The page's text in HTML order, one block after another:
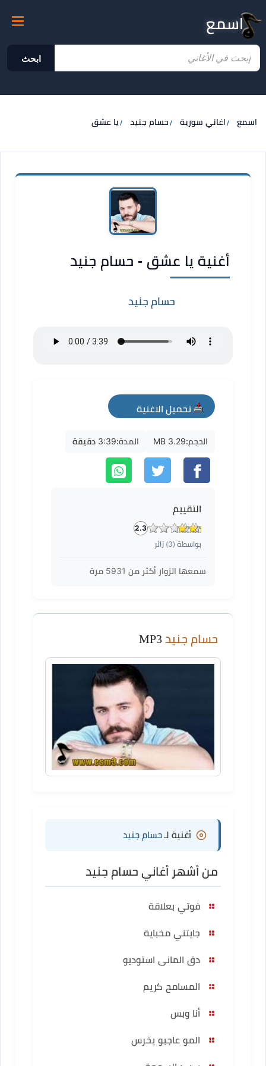
اسمع
ابحث
اسمع اغاني سورية حسام جنيد يا عشق
أغنية يا عشق - حسام جنيد
حسام جنيد
تحميل الاغنية
mp3
الحجم:3.29 MB المدة:3:39 دقيقة
التقييم
2.3
بواسطة (3) زائر
سمعها الزوار أكثر من 5931 مرة
حسام جنيد
أغنية لـحسام جنيد
من أشهر أغاني حسام جنيد
فوتي بعلاقة
جايتني مخباية
دق المانى استوديو
المسامح كريم
أنا وبس
المو عاجبو يخرس